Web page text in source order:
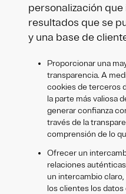
personalización
resultados que se
y una base de
Proporcionar una
transparencia. A
cookies de terceros
la parte más valiosa
generar confianza
través de la
comprensión de lo
Ofrecer un
relaciones
un intercambio
los clientes los